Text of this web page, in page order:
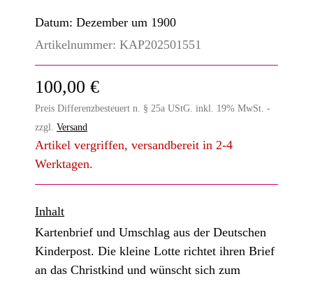
Datum: Dezember um 1900
Artikelnummer: KAP202501551
100,00 €
Preis Differenzbesteuert n. § 25a UStG. inkl. 19% MwSt. -
zzgl. Versand
Artikel vergriffen, versandbereit in 2-4
Werktagen.
Inhalt
Kartenbrief und Umschlag aus der Deutschen
Kinderpost. Die kleine Lotte richtet ihren Brief
an das Christkind und wünscht sich zum